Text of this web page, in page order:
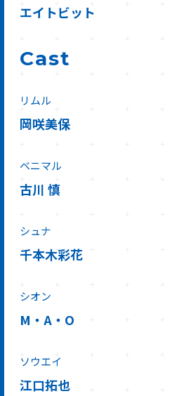
エイトビット
Cast
リムル
岡咲美保
ベニマル
古川 慎
シュナ
千本木彩花
シオン
M・A・O
ソウエイ
江口拓也